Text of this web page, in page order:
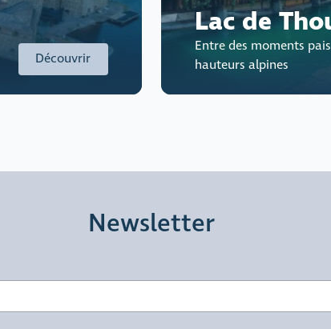
Découvrir
Lac de
Entre des moments
hauteurs alpines
Newsletter